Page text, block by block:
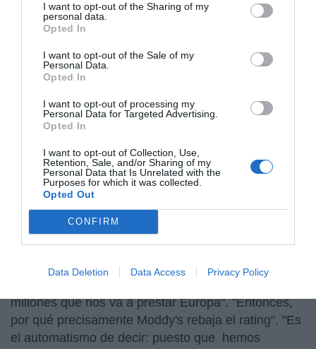
I want to opt-out of the Sharing of my
personal data.
Opted In
I want to opt-out of the Sale of my
Personal Data.
Opted In
I want to opt-out of processing my
Personal Data for Targeted Advertising.
Opted In
I want to opt-out of Collection, Use,
Retention, Sale, and/or Sharing of my
Personal Data that Is Unrelated with the
Purposes for which it was collected.
Opted Out
CONFIRM
Data Deletion Data Access Privacy Policy
economistas piden a Rajoy y a la oposición un gran
pacto de Estado que acabe con el "agotamiento de
nuestro modelo constitucional". De no fructificar,
solicitan un referéndum sobre "la reordenación de
analizaban.
malas noticias y algunas de ellas difícilmente
comprensibles para el ciudadano medio, porque es
indiscutible que la banca española no está peor
ahora que hace un mes o hace 15 días. Es
discutible si el rescate que ha aprobado la UE y que
ayer hemos pedido formalmente por carta va a ser
suficiente, va a resolver muchos problemas", "pero
millones que nos va a prestar Europa". "Entonces,
por qué precisamente Moddy's rebaja el rating". "Es
el automatismo de decir: puesto que hemos